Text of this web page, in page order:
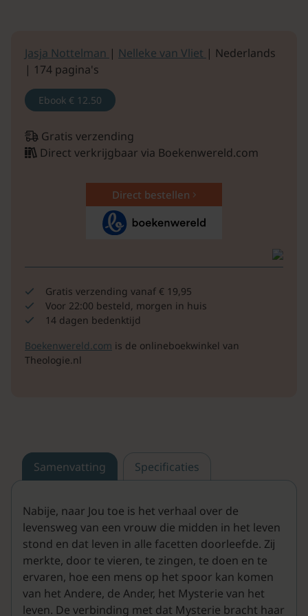
Jasja Nottelman | Nelleke van Vliet | Nederlands
| 174 pagina's
Ebook € 12.50
Gratis verzending
Direct verkrijgbaar via Boekenwereld.com
Direct bestellen
Gratis verzending vanaf € 19,95
Voor 22:00 besteld, morgen in huis
14 dagen bedenktijd
Boekenwereld.com is de onlineboekwinkel van
Theologie.nl
Samenvatting Specificaties
Nabije, naar Jou toe is het verhaal over de
levensweg van een vrouw die midden in het leven
stond en dat leven in alle facetten doorleefde. Zĳ
merkte, door te vieren, te zingen, te doen en te
ervaren, hoe een mens op het spoor kan komen
van het Andere, de Ander, het Mysterie van het
leven. De verbinding met dat Mysterie bracht haar